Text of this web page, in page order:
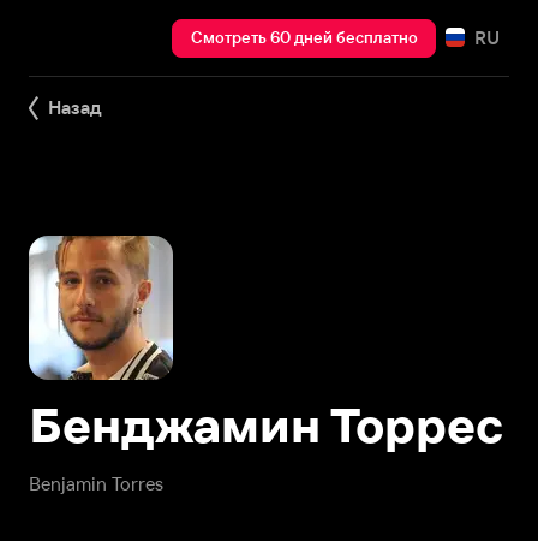
Смотреть 60 дней бесплатно RU
Назад
Benjamin Torres
Бенджамин Торрес